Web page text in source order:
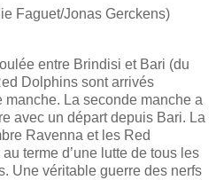
Faguet/Jonas Gerckens)
entre Brindisi et Bari (du
Dolphins sont arrivés
La seconde manche a
avec un départ depuis Bari. La
Ravenna et les Red
terme d’une lutte de tous les
Une véritable guerre des nerfs